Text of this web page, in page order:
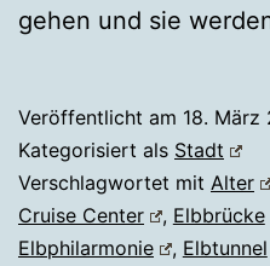
gehen und sie
Veröffentlicht am 18. März
Kategorisiert als Stadt
Verschlagwortet mit Alter
Cruise Center
, Elbbrücke
Elbphilarmonie
, Elbtunnel